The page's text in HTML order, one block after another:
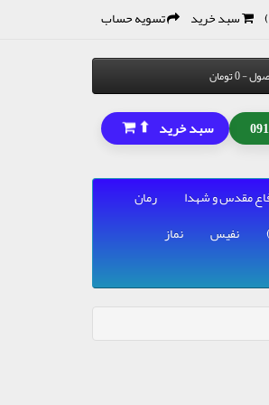
سبد خرید تسویه حساب
سبد خرید ⬆
مقدس و شهدا
رمان
نفیس
نماز